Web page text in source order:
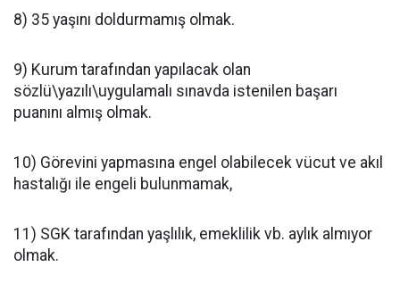
8) 35 yaşını doldurmamış olmak.
9) Kurum tarafından yapılacak olan
sözlü\yazılı\uygulamalı sınavda istenilen başarı
puanını almış olmak.
10) Görevini yapmasına engel olabilecek vücut ve akıl
hastalığı ile engeli bulunmamak,
11) SGK tarafından yaşlılık, emeklilik vb. aylık almıyor
olmak.